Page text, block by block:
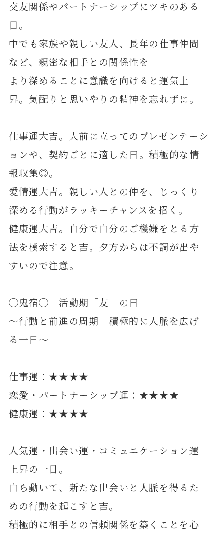
交友関係やパートナーシップにツキのある
日。
中でも家族や親しい友人、長年の仕事仲間
など、親密な相手との関係性を
より深めることに意識を向けると運気上
昇。気配りと思いやりの精神を忘れずに。
仕事運大吉。人前に立ってのプレゼンテーシ
ョンや、契約ごとに適した日。積極的な情
報収集◎。
愛情運大吉。親しい人との仲を、じっくり
深める行動がラッキーチャンスを招く。
健康運大吉。自分で自分のご機嫌をとる方
法を模索すると吉。夕方からは不調が出や
すいので注意。
◯鬼宿◯ 活動期「友」の日
～行動と前進の周期 積極的に人脈を広げ
る一日～
仕事運：★★★★
恋愛・パートナーシップ運：★★★★
健康運：★★★★
人気運・出会い運・コミュニケーション運
上昇の一日。
自ら動いて、新たな出会いと人脈を得るた
めの行動を起こすと吉。
積極的に相手との信頼関係を築くことを心